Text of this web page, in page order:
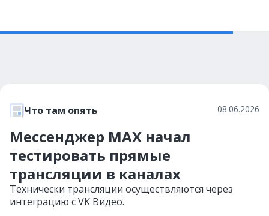
Что там опять 08.06.2026
Мессенджер MAX начал
тестировать прямые
трансляции в каналах
Технически трансляции осуществляются через
интеграцию с VK Видео.